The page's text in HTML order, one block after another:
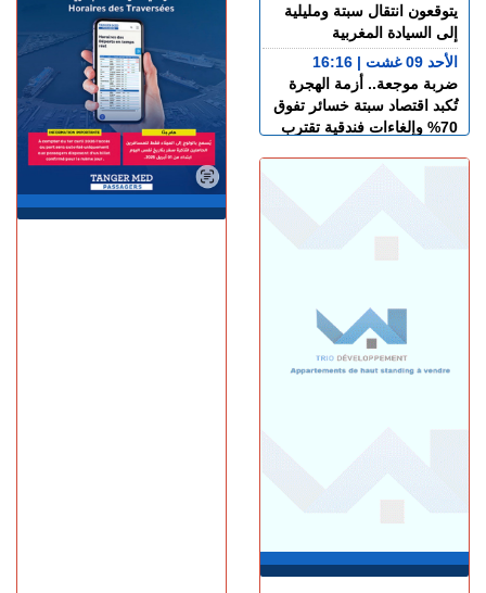
يتوقعون انتقال سبتة ومليلية
إلى السيادة المغربية
الأحد 09 غشت | 16:16
ضربة موجعة.. أزمة الهجرة
تُكبد اقتصاد سبتة خسائر تفوق
70% وإلغاءات فندقية تقترب
الأوروبي يدعو “ميتا” و”تيك
توك” إلى التصدي للتضليل
الإعلامي والأخبار الزائفة
الاتحاد الأوروبي يشيد بجهود
المغرب وإسبانيا لحل الأزمة
في سبتة
المغرب يهزم جنوب إفريقيا
ويبلغ المربع الذهبي لـ«كان
السيدات»
السبت 08 غشت | 21:22